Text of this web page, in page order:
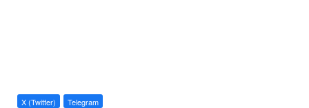
X (Twitter) Telegram